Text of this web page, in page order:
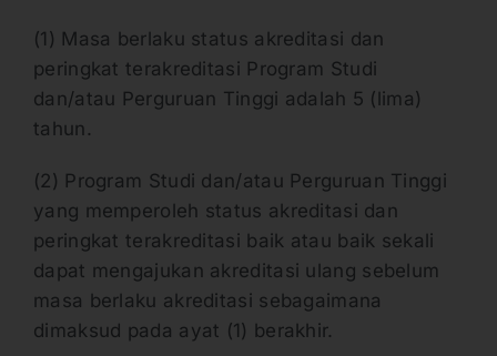
(1) Masa berlaku status akreditasi dan
peringkat terakreditasi Program Studi
dan/atau Perguruan Tinggi adalah 5 (lima)
tahun.
(2) Program Studi dan/atau Perguruan Tinggi
yang memperoleh status akreditasi dan
peringkat terakreditasi baik atau baik sekali
dapat mengajukan akreditasi ulang sebelum
masa berlaku akreditasi sebagaimana
dimaksud pada ayat (1) berakhir.